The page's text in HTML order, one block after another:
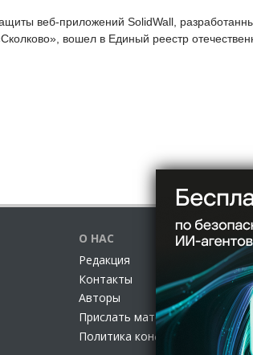
веб-приложений SolidWall,
вошел в Единый реестр
О НАС
Редакция
Контакты
Авторы
Прислать материал
Политика конфиденциальности